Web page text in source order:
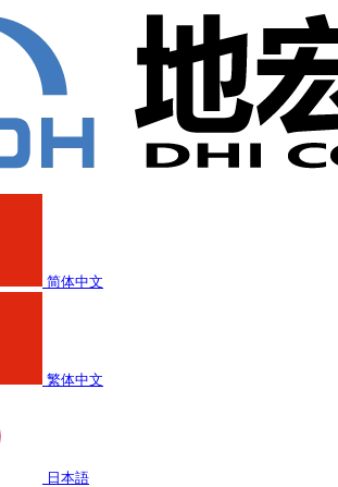
简体中文
繁体中文
日本語